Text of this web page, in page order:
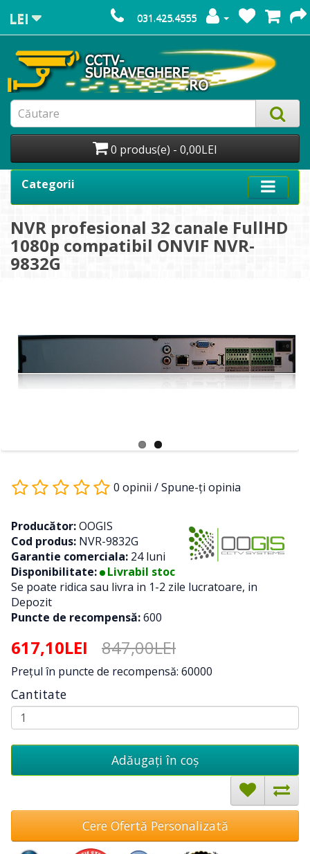
LEI 031.425.4555
0 produs(e) - 0,00LEI
Categorii
NVR profesional 32 canale FullHD
1080p compatibil ONVIF NVR-
9832G
0 opinii /Spune-ţi opinia
Producător:OOGIS
Cod produs: NVR-9832G
Garantie comerciala: 24 luni
Disponibilitate:
Livrabil stoc
Se poate ridica sau livra in 1-2 zile lucratoare, in
Depozit
Puncte de recompensă:600
617,10LEI 847,00LEI
Preţul în puncte de recompensă: 60000
Cantitate
Adăugați în coş
Cere Ofertă Personalizată